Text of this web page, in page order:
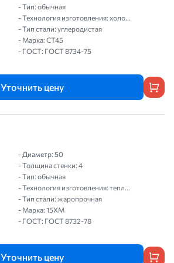
- Тип: обычная
- Технология изготовления: холо...
- Тип стали: углеродистая
- Марка: СТ45
- ГОСТ: ГОСТ 8734-75
Уточнить цену
- Диаметр: 50
- Толщина стенки: 4
- Тип: обычная
- Технология изготовления: тепл...
- Тип стали: жаропрочная
- Марка: 15ХМ
- ГОСТ: ГОСТ 8732-78
Уточнить цену